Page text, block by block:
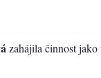
zahájila činnost